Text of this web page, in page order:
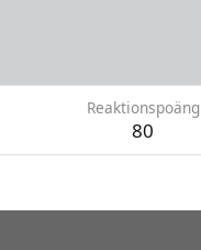
Reaktionspoäng
80